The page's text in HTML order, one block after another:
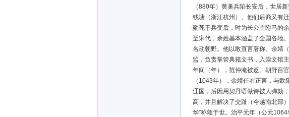
（880年）黄巢兵陷长安后，世居
钱塘（浙江杭州）。他们后裔又有
勋死于兵变后，时为长公主附马的
至宋代，余姓基本涵盖了全国各地
名动朝野。他以敢直言著称。余靖
监，负责掌管典籍文书，入崇文馆
年间（年），范仲淹被贬。朝野百
（1043年），余靖任右正言，与
辽国，后因用契丹语做诗被人弹劾
高，并且解决了交趾（今越南北部
华”称颂于世。治平元年（公元